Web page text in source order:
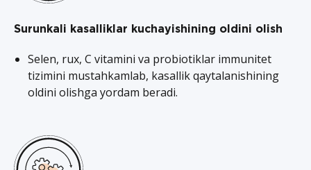
Surunkali kasalliklar kuchayishining oldini olish
Selen, rux, C vitamini va probiotiklar immunitet
tizimini mustahkamlab, kasallik qaytalanishining
oldini olishga yordam beradi.